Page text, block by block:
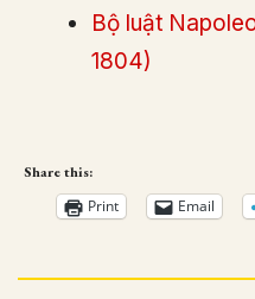
Bộ luật
1804)
Share this:
Print Email